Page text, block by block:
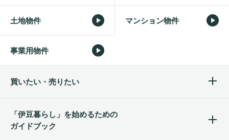
土地物件 マンション物件
事業用物件
買いたい・売りたい
「伊豆暮らし」を始めるための
ガイドブック